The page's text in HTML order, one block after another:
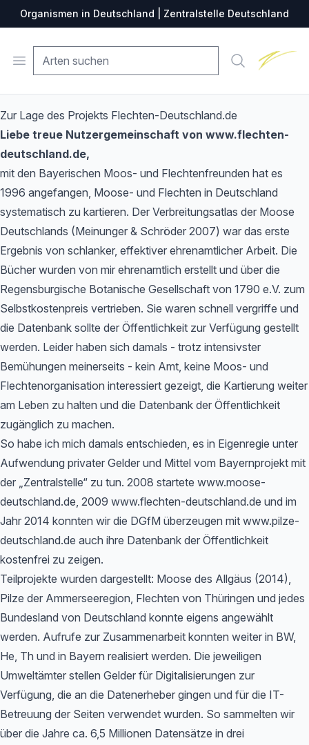
Organismen in Deutschland | Zentralstelle Deutschland
Open menu Suche
Zur Lage des Projekts Flechten-Deutschland.de
Liebe treue Nutzergemeinschaft von www.flechten-
deutschland.de,
mit den Bayerischen Moos- und Flechtenfreunden hat es
1996 angefangen, Moose- und Flechten in Deutschland
systematisch zu kartieren. Der Verbreitungsatlas der Moose
Deutschlands (Meinunger & Schröder 2007) war das erste
Ergebnis von schlanker, effektiver ehrenamtlicher Arbeit. Die
Bücher wurden von mir ehrenamtlich erstellt und über die
Regensburgische Botanische Gesellschaft von 1790 e.V. zum
Selbstkostenpreis vertrieben. Sie waren schnell vergriffe und
die Datenbank sollte der Öffentlichkeit zur Verfügung gestellt
werden. Leider haben sich damals - trotz intensivster
Bemühungen meinerseits - kein Amt, keine Moos- und
Flechtenorganisation interessiert gezeigt, die Kartierung weiter
am Leben zu halten und die Datenbank der Öffentlichkeit
zugänglich zu machen.
So habe ich mich damals entschieden, es in Eigenregie unter
Aufwendung privater Gelder und Mittel vom Bayernprojekt mit
der „Zentralstelle“ zu tun. 2008 startete www.moose-
deutschland.de, 2009 www.flechten-deutschland.de und im
Jahr 2014 konnten wir die DGfM überzeugen mit www.pilze-
deutschland.de auch ihre Datenbank der Öffentlichkeit
kostenfrei zu zeigen.
Teilprojekte wurden dargestellt: Moose des Allgäus (2014),
Pilze der Ammerseeregion, Flechten von Thüringen und jedes
Bundesland von Deutschland konnte eigens angewählt
werden. Aufrufe zur Zusammenarbeit konnten weiter in BW,
He, Th und in Bayern realisiert werden. Die jeweiligen
Umweltämter stellen Gelder für Digitalisierungen zur
Verfügung, die an die Datenerheber gingen und für die IT-
Betreuung der Seiten verwendet wurden. So sammelten wir
über die Jahre ca. 6,5 Millionen Datensätze in drei